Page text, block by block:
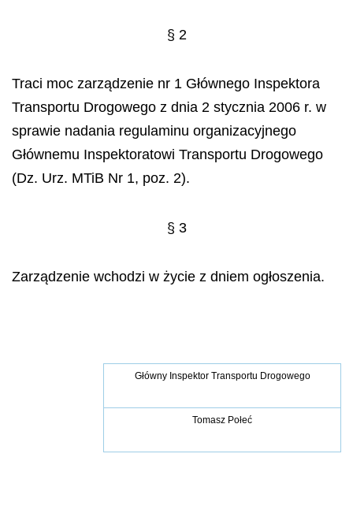
§ 2
Traci moc zarządzenie nr 1 Głównego Inspektora
Transportu Drogowego z dnia 2 stycznia 2006 r. w
sprawie nadania regulaminu organizacyjnego
Głównemu Inspektoratowi Transportu Drogowego
(Dz. Urz. MTiB Nr 1, poz. 2).
§ 3
Zarządzenie wchodzi w życie z dniem ogłoszenia.
Główny Inspektor Transportu Drogowego
Tomasz Połeć